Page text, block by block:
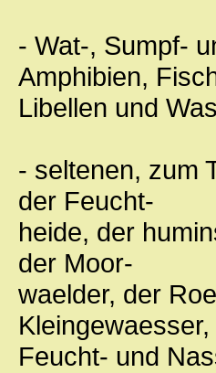
- Wat-, Sumpf-
Amphibien,
Libellen und
- seltenen, zum
der Feucht-
heide, der
der Moor-
waelder, der
Feucht- und